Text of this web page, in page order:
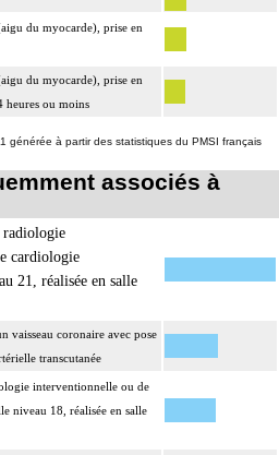
du myocarde), prise en
du myocarde), prise en
heures ou moins
générée à partir des statistiques du PMSI français
associés à
radiologie
cardiologie
21, réalisée en salle
vaisseau coronaire avec pose
transcutanée
interventionnelle ou de
niveau 18, réalisée en salle